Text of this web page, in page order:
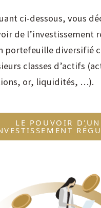
ci-dessous, vous
de l’investissement
portefeuille diversifié
classes d’actifs
or, liquidités, …).
LE POUVOIR D'UN